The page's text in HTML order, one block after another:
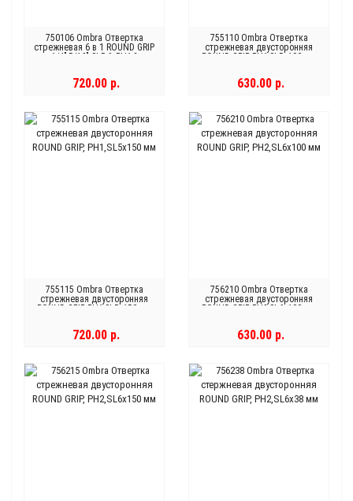
750106 Ombra Отвертка
стрежневая 6 в 1 ROUND GRIP
1/4",5/16" SL5,6, PH1,2
720.00 р.
755110 Ombra Отвертка
стрежневая двусторонняя
ROUND GRIP, РН1,SL5x100 мм
630.00 р.
755115 Ombra Отвертка
стрежневая двусторонняя
ROUND GRIP, РН1,SL5x150 мм
720.00 р.
756210 Ombra Отвертка
стрежневая двусторонняя
ROUND GRIP, РН2,SL6x100 мм
630.00 р.